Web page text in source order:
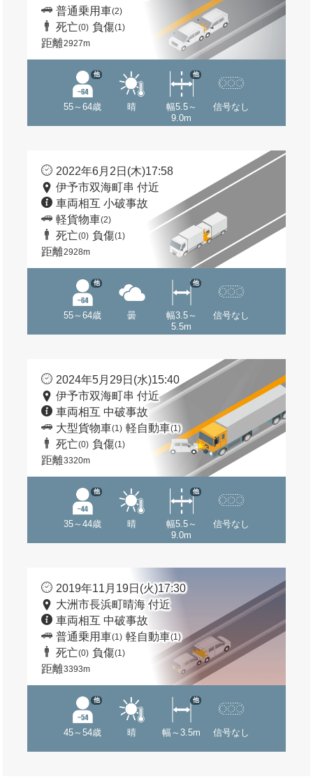
普通乗用車(2)
死亡(0) 負傷(1)
距離2927m
55～64歳
他
晴
幅5.5～
9.0m
他
信号なし
2022年6月2日(木)17:58
伊予市双海町串 付近
車両相互 小破事故
軽貨物車(2)
死亡(0) 負傷(1)
距離2928m
55～64歳
他
曇
幅3.5～
5.5m
他
信号なし
2024年5月29日(水)15:40
伊予市双海町串 付近
車両相互 中破事故
大型貨物車(1) 軽自動車(1)
死亡(0) 負傷(1)
距離3320m
35～44歳
他
晴
幅5.5～
9.0m
他
信号なし
2019年11月19日(火)17:30
大洲市長浜町晴海 付近
車両相互 中破事故
普通乗用車(1) 軽自動車(1)
死亡(0) 負傷(1)
距離3393m
45～54歳
他
晴 幅～3.5m
他
信号なし